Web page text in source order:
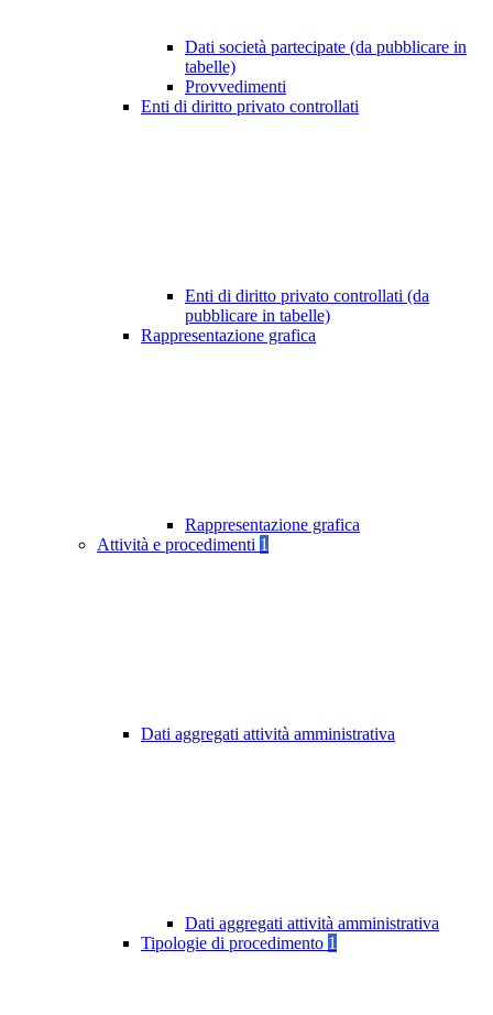
Dati società partecipate (da pubblicare in
tabelle)
Provvedimenti
Enti di diritto privato controllati
Enti di diritto privato controllati (da
pubblicare in tabelle)
Rappresentazione grafica
Rappresentazione grafica
Attività e procedimenti 1
Dati aggregati attività amministrativa
Dati aggregati attività amministrativa
Tipologie di procedimento 1